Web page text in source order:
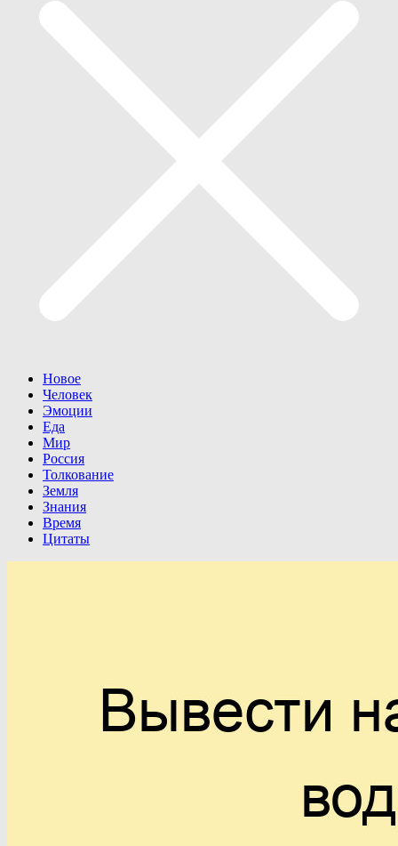
Новое
Человек
Эмоции
Еда
Мир
Россия
Толкование
Земля
Знания
Время
Цитаты